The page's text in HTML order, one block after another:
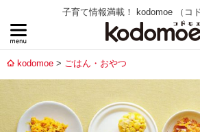
子育て情報満載！ kodomoe （コ
kodomoe ごはん・おやつ